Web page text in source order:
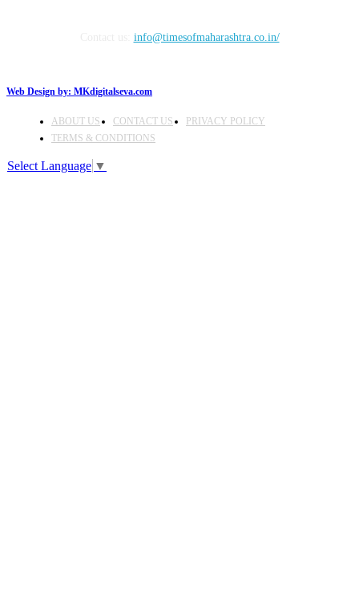
info@timesofmaharashtra.co.in/
Web Design by: MKdigitalseva.com
ABOUT US CONTACT US
PRIVACY POLICY
TERMS & CONDITIONS
Select Language ▼